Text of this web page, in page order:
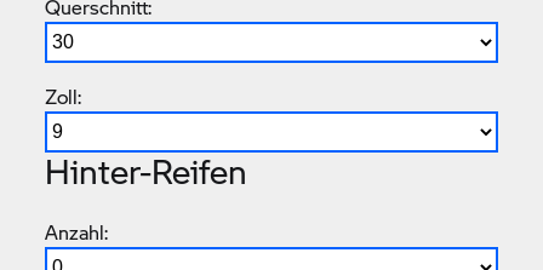
Querschnitt:
Zoll:
Hinter-Reifen
Anzahl: